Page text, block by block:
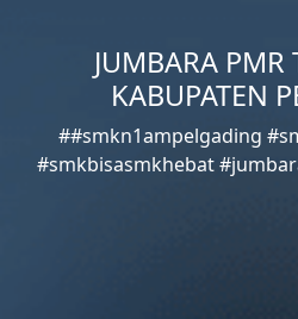
JUMBARA PMR
KABUPATEN
##smkn1ampelgading
#smkbisasmkhebat